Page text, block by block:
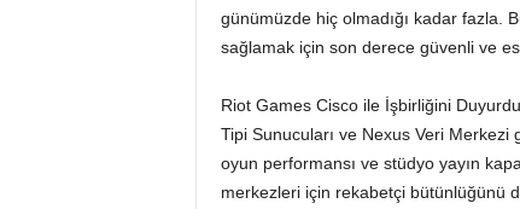
günümüzde hiç olmadığı kadar fazla.
sağlamak için son derece güvenli ve
Riot Games Cisco ile İşbirliğini
Tipi Sunucuları ve Nexus Veri
oyun performansı ve stüdyo yayın
merkezleri için rekabetçi bütünlüğünü